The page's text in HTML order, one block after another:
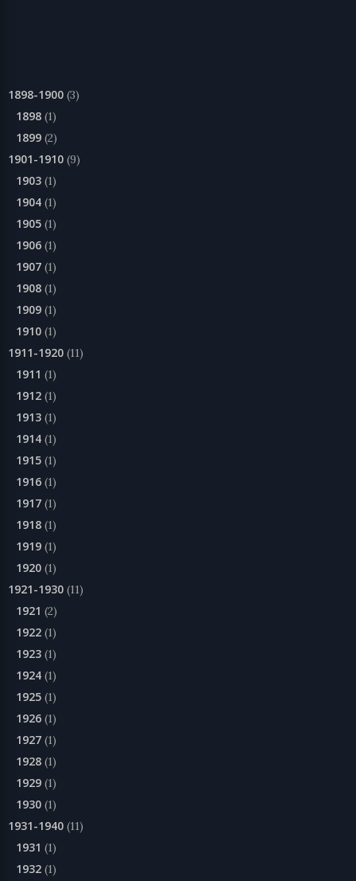
1898-1900 (3)
1898 (1)
1899 (2)
1901-1910 (9)
1903 (1)
1904 (1)
1905 (1)
1906 (1)
1907 (1)
1908 (1)
1909 (1)
1910 (1)
1911-1920 (11)
1911 (1)
1912 (1)
1913 (1)
1914 (1)
1915 (1)
1916 (1)
1917 (1)
1918 (1)
1919 (1)
1920 (1)
1921-1930 (11)
1921 (2)
1922 (1)
1923 (1)
1924 (1)
1925 (1)
1926 (1)
1927 (1)
1928 (1)
1929 (1)
1930 (1)
1931-1940 (11)
1931 (1)
1932 (1)